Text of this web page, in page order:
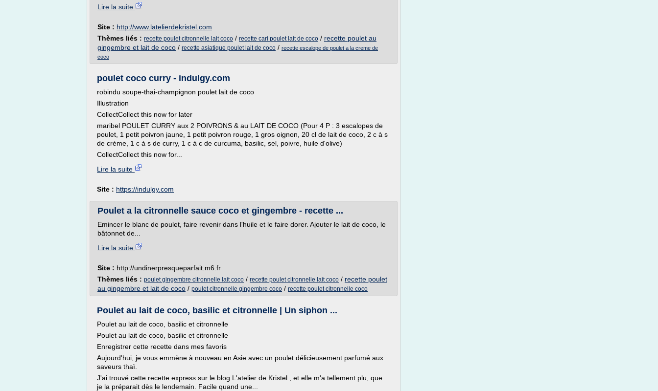
Lire la suite
Site : http://www.latelierdekristel.com
Thèmes liés : recette poulet citronnelle lait coco / recette cari poulet lait de coco / recette poulet au
gingembre et lait de coco / recette asiatique poulet lait de coco / recette escalope de poulet a la creme de
coco
poulet coco curry - indulgy.com
robindu soupe-thai-champignon poulet lait de coco
Illustration
CollectCollect this now for later
maribel POULET CURRY aux 2 POIVRONS & au LAIT DE COCO (Pour 4 P : 3 escalopes de
poulet, 1 petit poivron jaune, 1 petit poivron rouge, 1 gros oignon, 20 cl de lait de coco, 2 c à s
de crème, 1 c à s de curry, 1 c à c de curcuma, basilic, sel, poivre, huile d'olive)
CollectCollect this now for...
Lire la suite
Site : https://indulgy.com
Poulet a la citronnelle sauce coco et gingembre - recette ...
Emincer le blanc de poulet, faire revenir dans l'huile et le faire dorer. Ajouter le lait de coco, le
bâtonnet de...
Lire la suite
Site : http://undinerpresqueparfait.m6.fr
Thèmes liés : poulet gingembre citronnelle lait coco / recette poulet citronnelle lait coco / recette poulet
au gingembre et lait de coco / poulet citronnelle gingembre coco / recette poulet citronnelle coco
Poulet au lait de coco, basilic et citronnelle | Un siphon ...
Poulet au lait de coco, basilic et citronnelle
Poulet au lait de coco, basilic et citronnelle
Enregistrer cette recette dans mes favoris
Aujourd'hui, je vous emmène à nouveau en Asie avec un poulet délicieusement parfumé aux
saveurs thaï.
J'ai trouvé cette recette express sur le blog L'atelier de Kristel , et elle m'a tellement plu, que
je la préparait dès le lendemain. Facile quand une...